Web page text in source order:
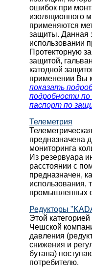
ошибок при
изоляционного
применяются
защиты. Данная
использовании
Протекторную
защитой,
катодной
применении Вы
показать
подробности
паспорт по
Телеметрия
предназначена
мониторинга
Из резервуара
расстоянии с
предназначен,
использования,
промышленных
Редукторы
Этой
Чешской
давления
снижения и
бутана)
потребителю.